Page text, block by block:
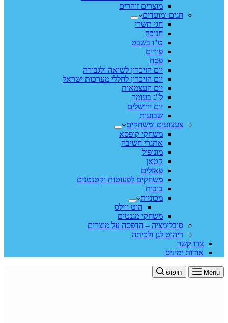
מוצרים זוהרים
חגים ומועדים
חגי תשרי
חנוכה
ט"ו בשבט
פורים
פסח
יום הזיכרון לשואה ולגבורה
יום הזיכרון לחללי מערכות ישראל
יום העצמאות
ל"ג בעומר
יום ירושלים
שבועות
צעצועים ומשחקים
משחקי קופסא
אתגרי חשיבה
מונופול
קטאן
פאזלים
משחקים לפעוטות וקטנטנים
בובות
מכוניות
הוט ווילס
משחקי מגנטים
סובלימציה – הדפסה על מוצרים
ריהוט לגן ולכיתה
צרו קשר
אודות ימיניס
Menu חיפוש